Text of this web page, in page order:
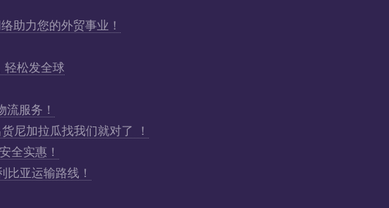
助力您的外贸事业！
轻松发全球
服务！
尼加拉瓜找我们就对了 ！
全实惠！
亚运输路线！